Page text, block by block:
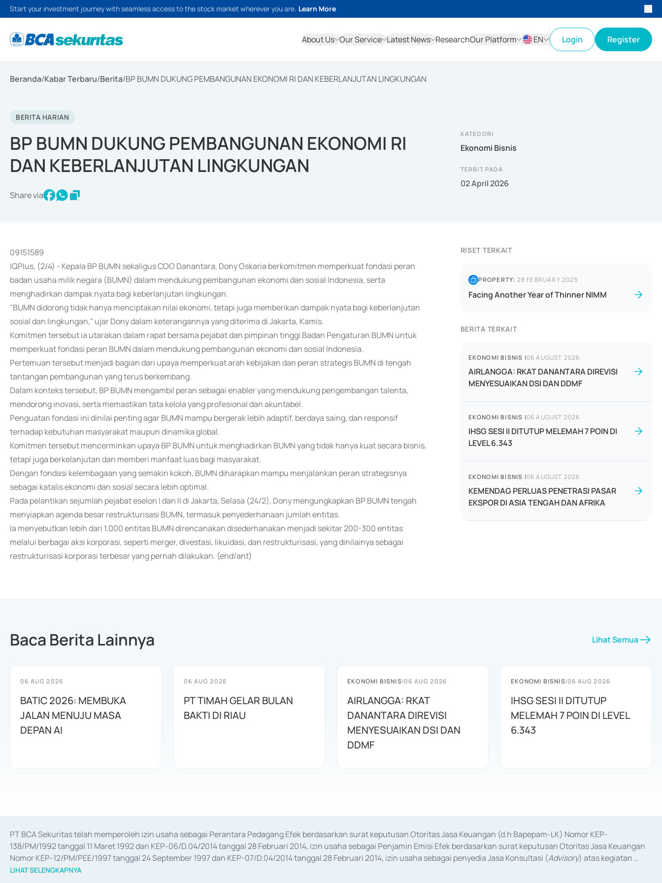
Start your investment journey with seamless access to the stock market wherever you are. Learn More
About Us Our Service Latest News ResearchOur Platform
EN
Login Register
Beranda/Kabar Terbaru/Berita/BP BUMN DUKUNG PEMBANGUNAN EKONOMI RI DAN KEBERLANJUTAN LINGKUNGAN
BERITA HARIAN
BP BUMN DUKUNG PEMBANGUNAN EKONOMI RI
DAN KEBERLANJUTAN LINGKUNGAN
Share via
KATEGORI
Ekonomi Bisnis
TERBIT PADA
02 April 2026
09151589
IQPlus, (2/4) - Kepala BP BUMN sekaligus COO Danantara, Dony Oskaria berkomitmen memperkuat fondasi peran
badan usaha milik negara (BUMN) dalam mendukung pembangunan ekonomi dan sosial Indonesia, serta
menghadirkan dampak nyata bagi keberlanjutan lingkungan.
"BUMN didorong tidak hanya menciptakan nilai ekonomi, tetapi juga memberikan dampak nyata bagi keberlanjutan
sosial dan lingkungan," ujar Dony dalam keterangannya yang diterima di Jakarta, Kamis.
Komitmen tersebut ia utarakan dalam rapat bersama pejabat dan pimpinan tinggi Badan Pengaturan BUMN untuk
memperkuat fondasi peran BUMN dalam mendukung pembangunan ekonomi dan sosial Indonesia.
Pertemuan tersebut menjadi bagian dari upaya memperkuat arah kebijakan dan peran strategis BUMN di tengah
tantangan pembangunan yang terus berkembang.
Dalam konteks tersebut, BP BUMN mengambil peran sebagai enabler yang mendukung pengembangan talenta,
mendorong inovasi, serta memastikan tata kelola yang profesional dan akuntabel.
Penguatan fondasi ini dinilai penting agar BUMN mampu bergerak lebih adaptif, berdaya saing, dan responsif
terhadap kebutuhan masyarakat maupun dinamika global.
Komitmen tersebut mencerminkan upaya BP BUMN untuk menghadirkan BUMN yang tidak hanya kuat secara bisnis,
tetapi juga berkelanjutan dan memberi manfaat luas bagi masyarakat.
Dengan fondasi kelembagaan yang semakin kokoh, BUMN diharapkan mampu menjalankan peran strategisnya
sebagai katalis ekonomi dan sosial secara lebih optimal.
Pada pelantikan sejumlah pejabat eselon I dan II di Jakarta, Selasa (24/2), Dony mengungkapkan BP BUMN tengah
menyiapkan agenda besar restrukturisasi BUMN, termasuk penyederhanaan jumlah entitas.
Ia menyebutkan lebih dari 1.000 entitas BUMN direncanakan disederhanakan menjadi sekitar 200-300 entitas
melalui berbagai aksi korporasi, seperti merger, divestasi, likuidasi, dan restrukturisasi, yang dinilainya sebagai
restrukturisasi korporasi terbesar yang pernah dilakukan. (end/ant)
RISET TERKAIT
PROPERTY| 28 FEBRUARY 2025
Facing Another Year of Thinner NIMM
BERITA TERKAIT
EKONOMI BISNIS |06 AUGUST 2026
AIRLANGGA: RKAT DANANTARA DIREVISI
MENYESUAIKAN DSI DAN DDMF
EKONOMI BISNIS |06 AUGUST 2026
IHSG SESI II DITUTUP MELEMAH 7 POIN DI
LEVEL 6.343
EKONOMI BISNIS |06 AUGUST 2026
KEMENDAG PERLUAS PENETRASI PASAR
EKSPOR DI ASIA TENGAH DAN AFRIKA
Baca Berita Lainnya Lihat Semua
06 AUG 2026
BATIC 2026: MEMBUKA
JALAN MENUJU MASA
DEPAN AI
06 AUG 2026
PT TIMAH GELAR BULAN
BAKTI DI RIAU
EKONOMI BISNIS|06 AUG 2026
AIRLANGGA: RKAT
DANANTARA DIREVISI
MENYESUAIKAN DSI DAN
DDMF
EKONOMI BISNIS|06 AUG 2026
IHSG SESI II DITUTUP
MELEMAH 7 POIN DI LEVEL
6.343
PT BCA Sekuritas telah memperoleh izin usaha sebagai Perantara Pedagang Efek berdasarkan surat keputusan Otoritas Jasa Keuangan (d.h Bapepam-LK) Nomor KEP-
138/PM/1992 tanggal 11 Maret 1992 dan KEP-06/D.04/2014 tanggal 28 Februari 2014, izin usaha sebagai Penjamin Emisi Efek berdasarkan surat keputusan Otoritas Jasa Keuangan
Nomor KEP-12/PM/PEE/1997 tanggal 24 September 1997 dan KEP-07/D.04/2014 tanggal 28 Februari 2014, izin usaha sebagai penyedia Jasa Konsultasi (Advisory) atas kegiatan
merger, akuisisi, divestasi, dan
LIHAT SELENGKAPNYA